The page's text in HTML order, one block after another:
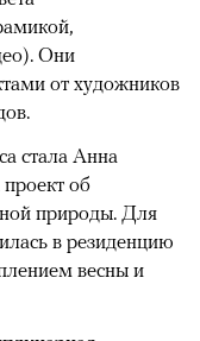
Они
от художников
стала Анна
об
природы. Для
в резиденцию
весны и